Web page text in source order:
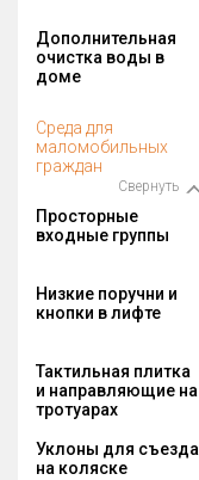
Дополнительная
очистка воды в
доме
Среда для
маломобильных
граждан
Свернуть
Просторные
входные группы
Низкие поручни и
кнопки в лифте
Тактильная плитка
и направляющие на
тротуарах
Уклоны для съезда
на коляске